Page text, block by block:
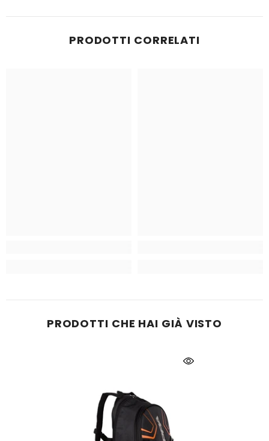
PRODOTTI CORRELATI
PRODOTTI CHE HAI GIÀ VISTO